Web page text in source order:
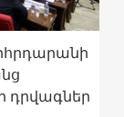
դրվագներ